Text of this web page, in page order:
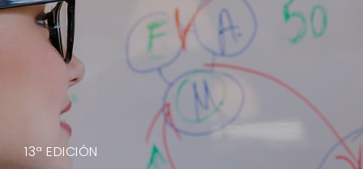
13ª EDICIÓN